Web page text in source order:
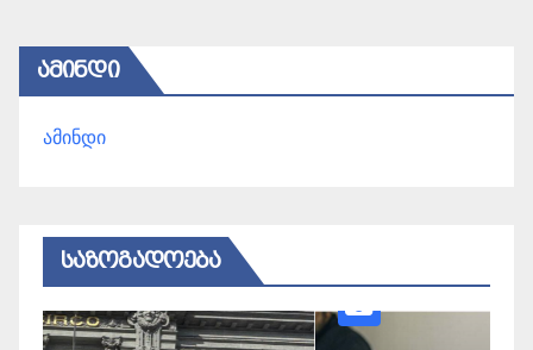
ᲐᲛᲘᲜᲓᲘ
ამინდი
ᲡᲐᲖᲝᲒᲐᲓᲝᲔᲑᲐ